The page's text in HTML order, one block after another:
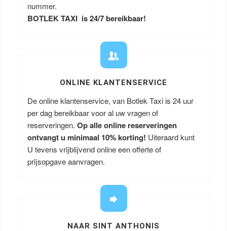
nummer.
BOTLEK TAXI is 24/7 bereikbaar!
ONLINE KLANTENSERVICE
De online klantenservice, van Botlek Taxi is 24 uur
per dag bereikbaar voor al uw vragen of
reserveringen. Op alle online reserveringen
ontvangt u minimaal 10% korting! Uiteraard kunt
U tevens vrijblijvend online een offerte of
prijsopgave aanvragen.
NAAR SINT ANTHONIS